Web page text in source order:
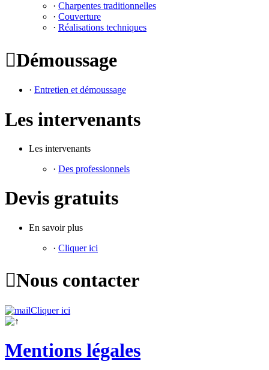
· Charpentes traditionnelles
· Couverture
· Réalisations techniques
Démoussage
· Entretien et démoussage
Les intervenants
Les intervenants
· Des professionnels
Devis gratuits
En savoir plus
· Cliquer ici
Nous contacter
Cliquer ici
Mentions légales